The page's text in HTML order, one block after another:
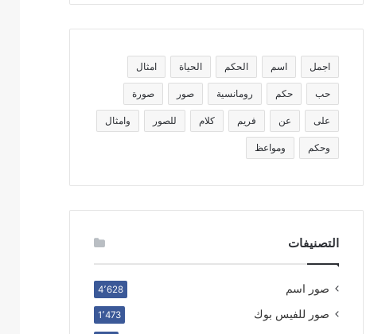
اجمل اسم الحكم الحياة امثال
حب حكم رومانسية صور صورة
على عن فريم كلام للصور وامثال
وحكم ومواعظ
التصنيفات
صور اسم 4٬628
صور للفيس بوك 1٬473